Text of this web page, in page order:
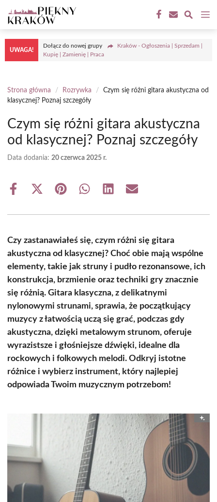
do
treści
UWAGA!
Dołącz do nowej grupy
Kraków - Ogłoszenia | Sprzedam |
Kupię | Zamienię | Praca
Strona główna / Rozrywka /
Czym się różni gitara akustyczna od
klasycznej? Poznaj szczegóły
Czym się różni gitara akustyczna
od klasycznej? Poznaj szczegóły
Data dodania: 20 czerwca 2025 r.
Share
Share
(Twitter)
Share Share Share Share
Czy zastanawiałeś się, czym różni się gitara
akustyczna od klasycznej? Choć obie mają wspólne
elementy, takie jak struny i pudło rezonansowe, ich
konstrukcja, brzmienie oraz techniki gry znacznie
się różnią. Gitara klasyczna, z delikatnymi
nylonowymi strunami, sprawia, że początkujący
muzycy z łatwością uczą się grać, podczas gdy
akustyczna, dzięki metalowym strunom, oferuje
wyrazistsze i głośniejsze dźwięki, idealne dla
rockowych i folkowych melodi. Odkryj istotne
różnice i wybierz instrument, który najlepiej
odpowiada Twoim muzycznym potrzebom!